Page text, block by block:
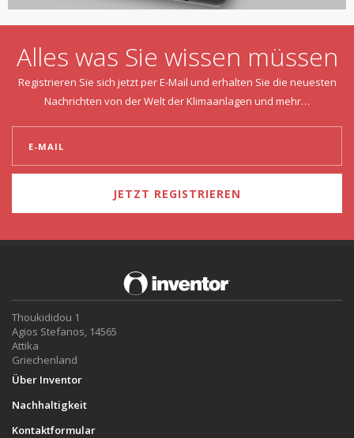
Alles was Sie wissen müssen
Registrieren Sie sich jetzt per E-Mail und erhalten Sie die neuesten
Nachrichten von der Welt der Klimaanlagen und mehr…
JETZT REGISTRIEREN
Thoukididou 1
Agios Stefanos, 14565
Attika
Griechenland
Über Inventor
Nachhaltigkeit
Kontaktformular